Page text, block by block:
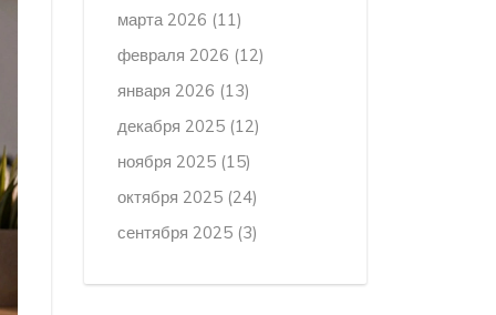
марта 2026 (11)
февраля 2026 (12)
января 2026 (13)
декабря 2025 (12)
ноября 2025 (15)
октября 2025 (24)
сентября 2025 (3)